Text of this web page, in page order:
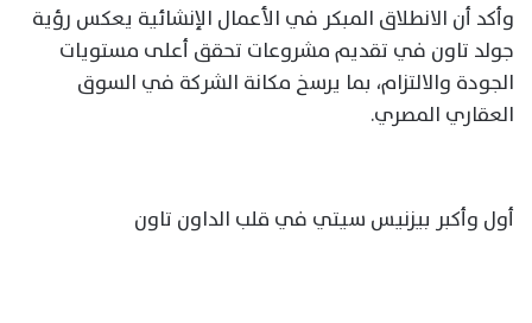
وأكد أن الانطلاق المبكر في الأعمال الإنشائية يعكس رؤية
جولد تاون في تقديم مشروعات تحقق أعلى مستويات
الجودة والالتزام، بما يرسخ مكانة الشركة في السوق
العقاري المصري.
أول وأكبر بيزنيس سيتي في قلب الداون تاون